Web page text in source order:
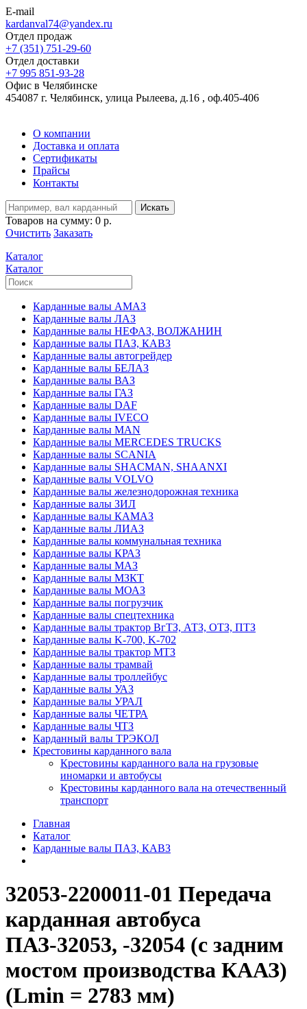
E-mail
kardanval74@yandex.ru
Отдел продаж
+7 (351) 751-29-60
Отдел доставки
+7 995 851-93-28
Офис в Челябинске
454087 г. Челябинск, улица Рылеева, д.16 , оф.405-406
О компании
Доставка и оплата
Сертификаты
Прайсы
Контакты
Искать
Товаров на сумму: 0 р.
Очистить Заказать
Каталог
Каталог
Карданные валы АМАЗ
Карданные валы ЛАЗ
Карданные валы НЕФАЗ, ВОЛЖАНИН
Карданные валы ПАЗ, КАВЗ
Карданные валы автогрейдер
Карданные валы БЕЛАЗ
Карданные валы ВАЗ
Карданные валы ГАЗ
Карданные валы DAF
Карданные валы IVECO
Карданные валы MAN
Карданные валы MERCEDES TRUCKS
Карданные валы SCANIA
Карданные валы SHACMAN, SHAANXI
Карданные валы VOLVO
Карданные валы железнодорожная техника
Карданные валы ЗИЛ
Карданные валы КАМАЗ
Карданные валы ЛИАЗ
Карданные валы коммунальная техника
Карданные валы КРАЗ
Карданные валы МАЗ
Карданные валы МЗКТ
Карданные валы МОАЗ
Карданные валы погрузчик
Карданные валы спецтехника
Карданные валы трактор ВгТЗ, АТЗ, ОТЗ, ПТЗ
Карданные валы K-700, K-702
Карданные валы трактор МТЗ
Карданные валы трамвай
Карданные валы троллейбус
Карданные валы УАЗ
Карданные валы УРАЛ
Карданные валы ЧЕТРА
Карданные валы ЧТЗ
Карданный валы ТРЭКОЛ
Крестовины карданного вала
Крестовины карданного вала на грузовые
иномарки и автобусы
Крестовины карданного вала на отечественный
транспорт
Главная
Каталог
Карданные валы ПАЗ, КАВЗ
32053-2200011-01 Передача
карданная автобуса
ПАЗ-32053, -32054 (с задним
мостом производства КААЗ)
(Lmin = 2783 мм)